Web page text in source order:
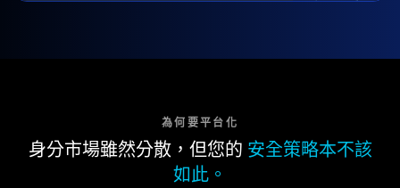
為何要平台化
身分市場雖然分散，但您的 安全策略本不該
如此。